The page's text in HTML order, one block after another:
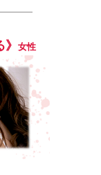
女性